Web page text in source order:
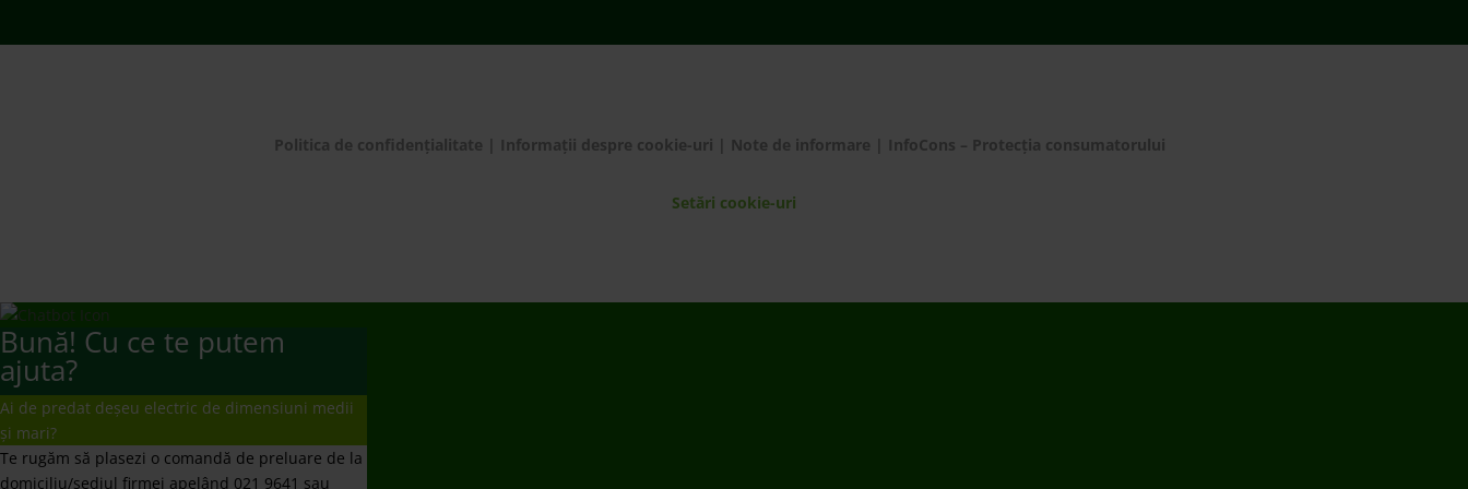
Bună! Cu ce te putem
colectarewww.ecotic.ro/puncte-de-colectare
mulțumim!
Dorești un contract de preluare responsabilități?
Te rugăm să trimiți solicitarea ta la
producatori@ecotic.ro
Nu ați primit răspuns la întrebare?
Vă rugăm să ne scrieți un email la